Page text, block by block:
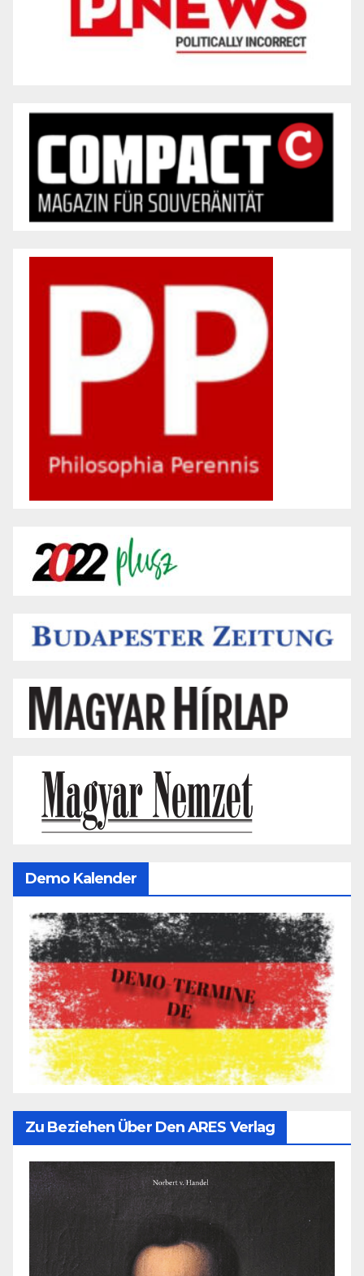
Demo Kalender
Zu Beziehen Über Den ARES Verlag